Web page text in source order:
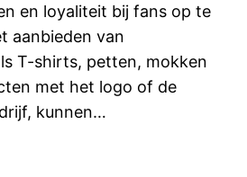
en loyaliteit bij fans op te
aanbieden van
T-shirts, petten, mokken
met het logo of de
kunnen…